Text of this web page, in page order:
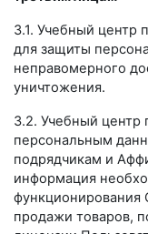
3.1. Учебный
для защиты
неправомерного
уничтожения.
3.2. Учебный центр
персональным
подрядчикам и
информация
функционирования
продажи товаров,